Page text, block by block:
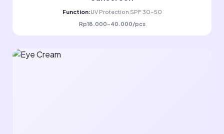
Function:UV Protection SPF 30-50
Rp18.000-40.000/pcs